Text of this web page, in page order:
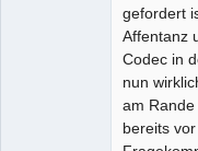
gefordert
Affentanz
Codec in
nun
am
bereits